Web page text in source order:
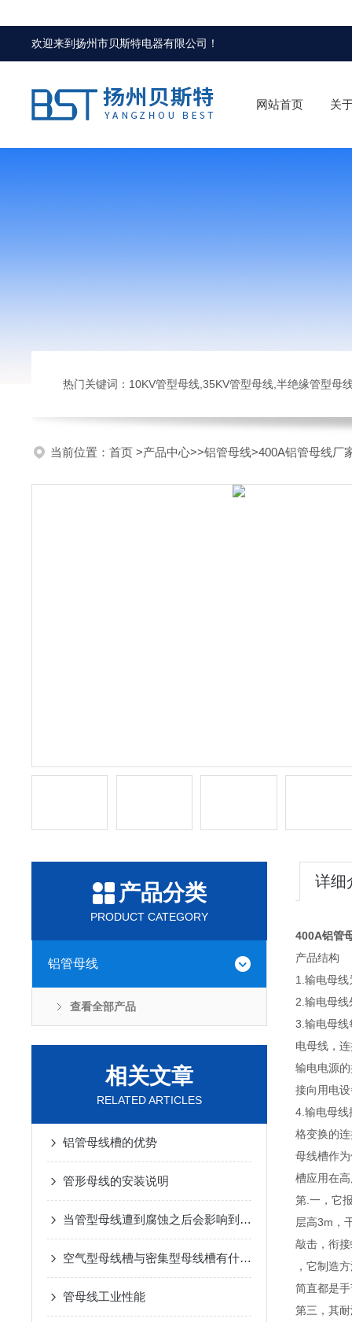
欢迎来到扬州市贝斯特电器有限公司 ！
网站首页 关
热门关键词：10KV管型母线,35KV管型母线,半绝缘管型母
当前位置： 首页 >产品中心>>铝管母线>400A铝管母线厂
产品分类
PRODUCT CATEGORY
铝管母线
查看全部产品
相关文章
RELATED ARTICLES
铝管母线槽的优势
管形母线的安装说明
当管型母线遭到腐蚀之后会影响到我们的正常运用
空气型母线槽与密集型母线槽有什么区别？
管母线工业性能
详细
400A铝管
产品结构
1.输电母
2.输电母
3.输电母线
电母线，
输电电源
接向用电
4.输电母线
格变换的
母线槽作
槽应用在
第.一，它
层高3m，
敲击，衔
，它制造
简直都是
第三，其